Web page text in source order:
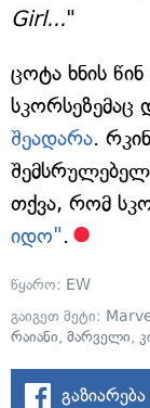
Girl..."
ცოტა ხნის
სკორსეზემაც
შეადარა.
თქვა, რომ
იდო".
წყარო: EW
გაიგეთ მეტი:
რაიანი, მარველი,
გაზიარება